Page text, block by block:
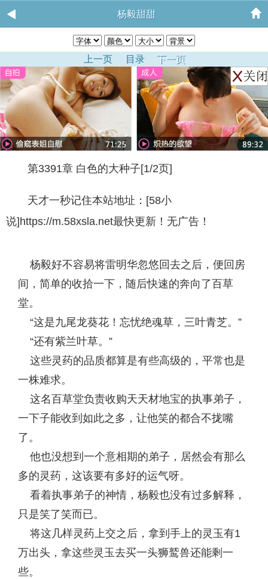
杨毅甜甜
上一页 目录 下一页
第3391章 白色的大种子[1/2页]
天才一秒记住本站地址：[58小
说]https://m.58xsla.net最快更新！无广告！
杨毅好不容易将雷明华忽悠回去之后，便回房
间，简单的收拾一下，随后快速的奔向了百草
堂。
“这是九尾龙葵花！忘忧绝魂草，三叶青芝。”
“还有紫兰叶草。”
这些灵药的品质都算是有些高级的，平常也是
一株难求。
这名百草堂负责收购天天材地宝的执事弟子，
一下子能收到如此之多，让他笑的都合不拢嘴
了。
他也没想到一个意相期的弟子，居然会有那么
多的灵药，这该要有多好的运气呀。
看着执事弟子的神情，杨毅也没有过多解释，
只是笑了笑而已。
将这几样灵药上交之后，拿到手上的灵玉有1
万出头，拿这些灵玉去买一头狮鹫兽还能剩一
些。